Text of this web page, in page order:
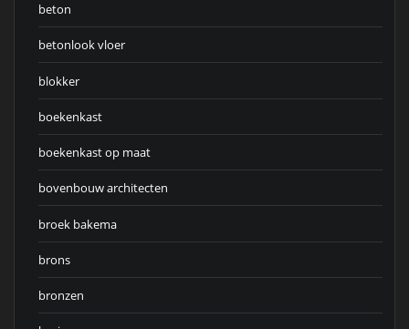
beton
betonlook vloer
blokker
boekenkast
boekenkast op maat
bovenbouw architecten
broek bakema
brons
bronzen